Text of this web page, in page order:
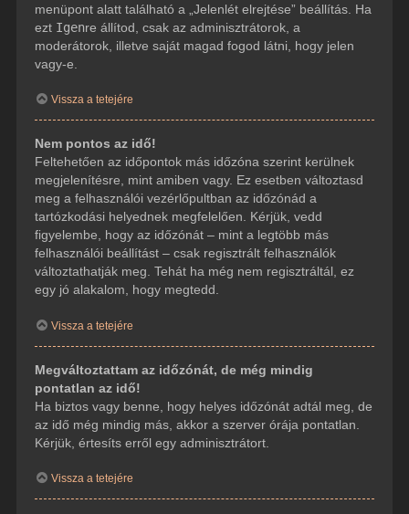
menüpont alatt található a „Jelenlét elrejtése” beállítás. Ha
ezt Igenre állítod, csak az adminisztrátorok, a
moderátorok, illetve saját magad fogod látni, hogy jelen
vagy-e.
Vissza a tetejére
Nem pontos az idő!
Feltehetően az időpontok más időzóna szerint kerülnek
megjelenítésre, mint amiben vagy. Ez esetben változtasd
meg a felhasználói vezérlőpultban az időzónád a
tartózkodási helyednek megfelelően. Kérjük, vedd
figyelembe, hogy az időzónát – mint a legtöbb más
felhasználói beállítást – csak regisztrált felhasználók
változtathatják meg. Tehát ha még nem regisztráltál, ez
egy jó alakalom, hogy megtedd.
Vissza a tetejére
Megváltoztattam az időzónát, de még mindig
pontatlan az idő!
Ha biztos vagy benne, hogy helyes időzónát adtál meg, de
az idő még mindig más, akkor a szerver órája pontatlan.
Kérjük, értesíts erről egy adminisztrátort.
Vissza a tetejére